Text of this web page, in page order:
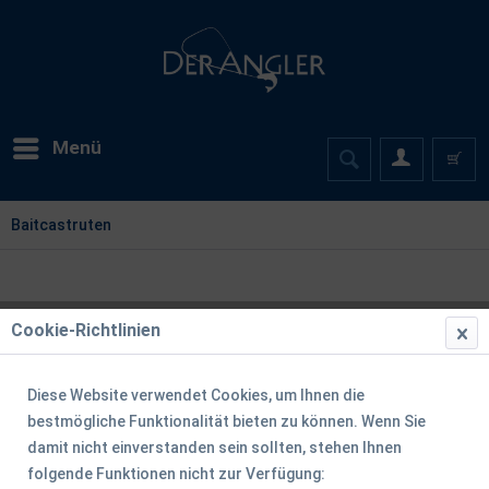
Menü
Baitcastruten
Cookie-Richtlinien
Diese Website verwendet Cookies, um Ihnen die
bestmögliche Funktionalität bieten zu können. Wenn Sie
damit nicht einverstanden sein sollten, stehen Ihnen
folgende Funktionen nicht zur Verfügung: